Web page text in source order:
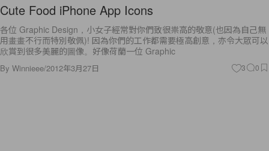
Cute Food iPhone App Icons
各位 Graphic Design，小女子經常對你們致很祟高的敬意(也因為自己無
用畫畫不行而特別敬佩)! 因為你們的工作都需要極高創意，亦令大眾可以
欣賞到很多美麗的圖像。好像荷蘭一位 Graphic
By Winnieee/2012年3月27日 3 0